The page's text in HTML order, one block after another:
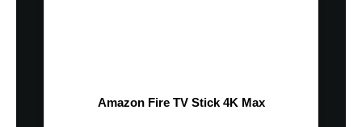
Amazon Fire TV Stick 4K Max